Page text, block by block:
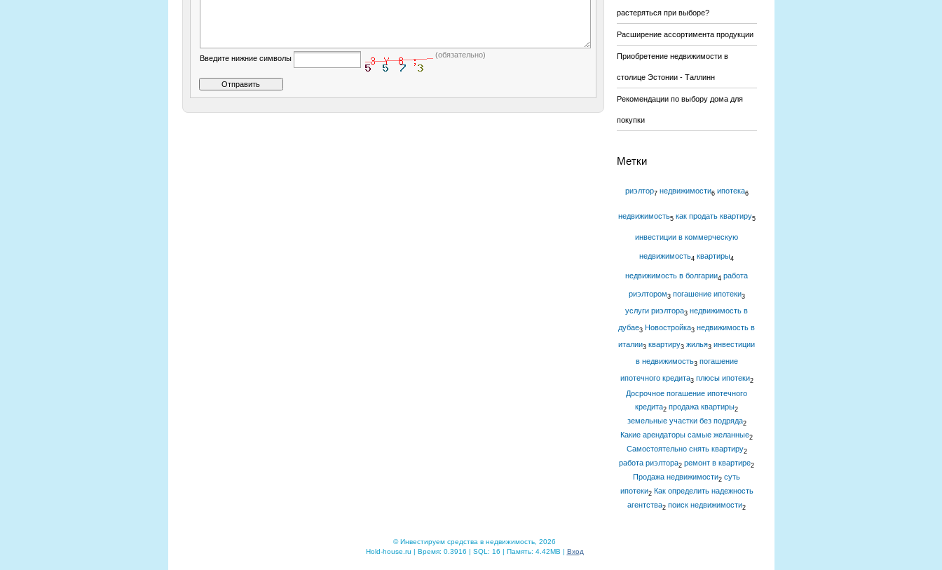
Введите нижние символы (обязательно)
растеряться при выборе?
Расширение ассортимента продукции
Приобретение недвижимости в
столице Эстонии - Таллинн
Рекомендации по выбору дома для
покупки
Метки
риэлтор7 недвижимости6 ипотека6
недвижимость5 как продать квартиру5
инвестиции в коммерческую
недвижимость4 квартиры4
недвижимость в болгарии4 работа
риэлтором3 погашение ипотеки3
услуги риэлтора3 недвижимость в
дубае3 Новостройка3 недвижимость в
италии3 квартиру3 жилья3 инвестиции
в недвижимость3 погашение
ипотечного кредита3 плюсы ипотеки2
Досрочное погашение ипотечного
кредита2 продажа квартиры2
земельные участки без подряда2
Какие арендаторы самые желанные2
Самостоятельно снять квартиру2
работа риэлтора2 ремонт в квартире2
Продажа недвижимости2 суть
ипотеки2 Как определить надежность
агентства2 поиск недвижимости2
© Инвестируем средства в недвижимость, 2026
Hold-house.ru | Время: 0.3916 | SQL: 16 | Память: 4.42MB | Вход